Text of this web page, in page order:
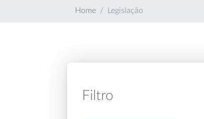
Home Legislação
Filtro